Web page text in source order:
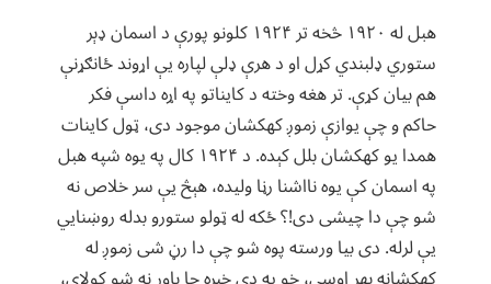
هبل له ۱۹۲۰ څخه تر ۱۹۲۴ کلونو پورې د اسمان ډېر
ستوري ډلبندي کړل او د هرې ډلې لپاره یې اړوند ځانګړنې
هم بیان کړې. تر هغه وخته د کایناتو په اړه داسې فکر
حاکم و چې یوازې زموږ کهکشان موجود دی، ټول کاینات
همدا یو کهکشان بلل کېده. د ۱۹۲۴ کال په یوه شپه هبل
په اسمان کې یوه نااشنا رڼا ولیده، هېڅ یې سر خلاص نه
شو چې دا چیشی دی!؟ ځکه له ټولو ستورو بدله روښنايي
یې لرله. دی بیا ورسته پوه شو چې دا رڼ شی زموږ له